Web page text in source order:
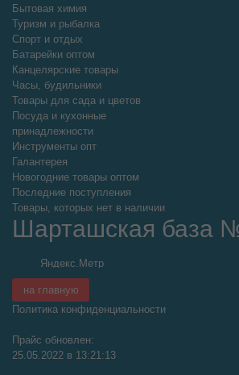
Бытовая химия
Туризм и рыбалка
Спорт и отдых
Батарейки оптом
Канцелярские товары
Часы, будильники
Товары для сада и цветов
Посуда и кухонные
принадлежности
Инструменты опт
Галантерея
Новогодние товары оптом
Последние поступления
Товары, которых нет в наличии
Шарташская база
на главную
Политика конфиденциальности
Прайс обновлен:
25.05.2022 в 13:21:13